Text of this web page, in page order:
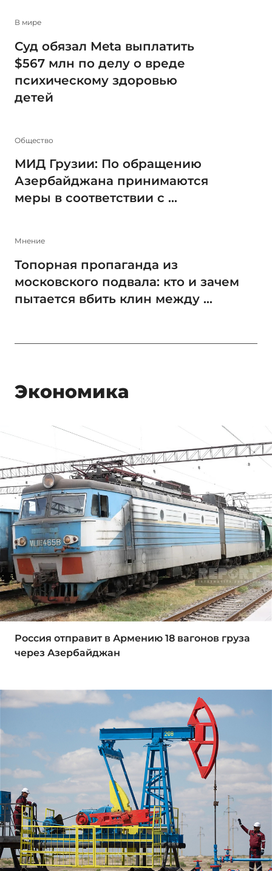
В мире
Суд обязал Meta выплатить
$567 млн по делу о вреде
психическому здоровью
детей
Общество
МИД Грузии: По обращению
Азербайджана принимаются
меры в соответствии с ...
Мнение
Топорная пропаганда из
московского подвала: кто и зачем
пытается вбить клин между ...
Экономика
Россия отправит в Армению 18 вагонов груза
через Азербайджан